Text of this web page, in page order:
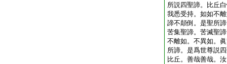
所説四聖諦。比丘
我悉受持。如如不
諦不顛倒。是聖所
苦集聖諦。苦滅聖
不離如。不異如。
所諦。是爲世尊説
比丘。善哉善哉。